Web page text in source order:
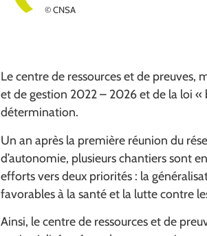
© CNSA
Le centre de ressources et de preuves,
et de gestion 2022 – 2026 et de la loi
détermination.
Un an après la première réunion du
d’autonomie, plusieurs chantiers sont
efforts vers deux priorités : la
favorables à la santé et la lutte contre
Ainsi, le centre de ressources et de